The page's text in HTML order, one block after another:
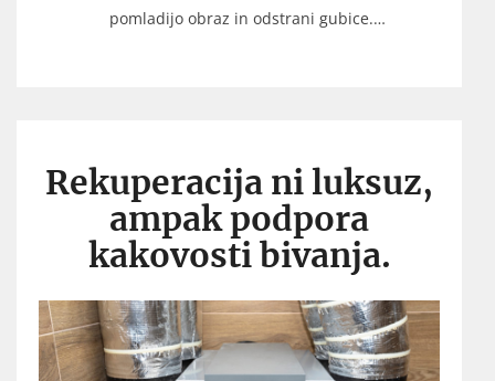
pomladijo obraz in odstrani gubice.…
Rekuperacija ni luksuz,
ampak podpora
kakovosti bivanja.